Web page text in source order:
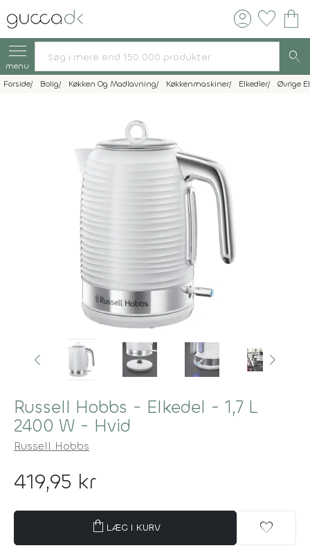
account_circle favorite shopping_bag
menu search
Forside Bolig Køkken Og Madlavning Køkkenmaskiner Elkedler Øvrige
Russell Hobbs - Elkedel - 1,7 L
2400 W - Hvid
Russell Hobbs
419,95 kr
shopping_bag LÆG I KURV favorite